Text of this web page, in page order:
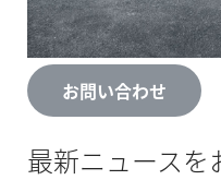
る場合はお知らせ
お問い合わせ
最新ニュースを